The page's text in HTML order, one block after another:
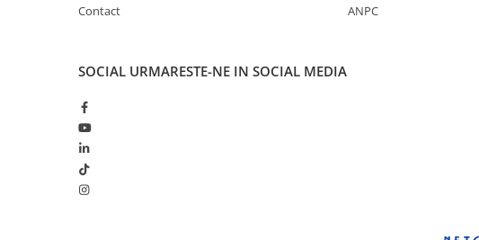
Contact
ANPC
SOCIAL URMARESTE-NE IN SOCIAL MEDIA